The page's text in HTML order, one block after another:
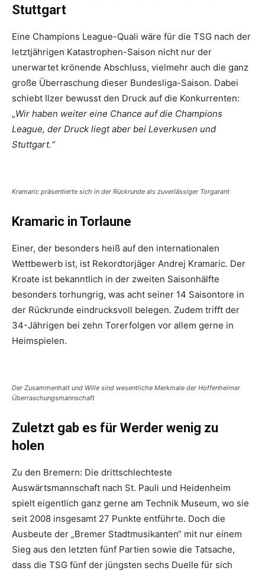
Stuttgart
Eine Champions League-Quali wäre für die TSG nach der
letztjährigen Katastrophen-Saison nicht nur der
unerwartet krönende Abschluss, vielmehr auch die ganz
große Überraschung dieser Bundesliga-Saison. Dabei
schiebt Ilzer bewusst den Druck auf die Konkurrenten:
„Wir haben weiter eine Chance auf die Champions
League, der Druck liegt aber bei Leverkusen und
Stuttgart.“
Kramaric präsentierte sich in der Rückrunde als zuverlässiger Torgarant
Kramaric in Torlaune
Einer, der besonders heiß auf den internationalen
Wettbewerb ist, ist Rekordtorjäger Andrej Kramaric. Der
Kroate ist bekanntlich in der zweiten Saisonhälfte
besonders torhungrig, was acht seiner 14 Saisontore in
der Rückrunde eindrucksvoll belegen. Zudem trifft der
34-Jährigen bei zehn Torerfolgen vor allem gerne in
Heimspielen.
Der Zusammenhalt und Wille sind wesentliche Merkmale der Hoffenheimer
Überraschungsmannschaft
Zuletzt gab es für Werder wenig zu
holen
Zu den Bremern: Die drittschlechteste
Auswärtsmannschaft nach St. Pauli und Heidenheim
spielt eigentlich ganz gerne am Technik Museum, wo sie
seit 2008 insgesamt 27 Punkte entführte. Doch die
Ausbeute der „Bremer Stadtmusikanten“ mit nur einem
Sieg aus den letzten fünf Partien sowie die Tatsache,
dass die TSG fünf der jüngsten sechs Duelle für sich